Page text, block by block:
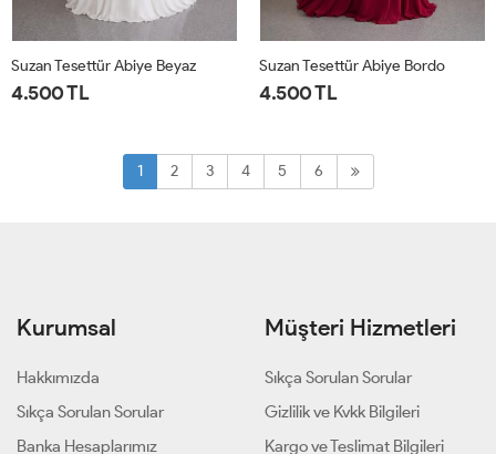
Suzan Tesettür Abiye Beyaz
4.500 TL
Suzan Tesettür Abiye Bordo
4.500 TL
1 2 3 4 5 6
Kurumsal
Hakkımızda
Sıkça Sorulan Sorular
Banka Hesaplarımız
Müşteri Hizmetleri
Sıkça Sorulan Sorular
Gizlilik ve Kvkk Bilgileri
Kargo ve Teslimat Bilgileri